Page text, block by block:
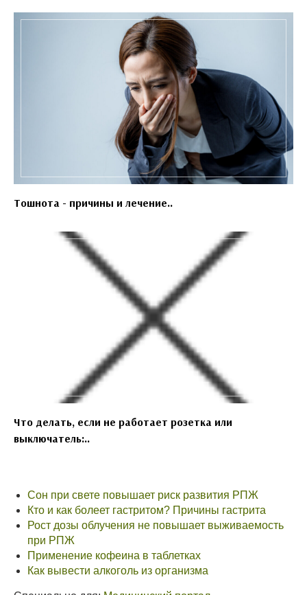
Тошнота - причины и лечение..
Что делать, если не работает розетка или
выключатель:..
Сон при свете повышает риск развития РПЖ
Кто и как болеет гастритом? Причины гастрита
Рост дозы облучения не повышает выживаемость
при РПЖ
Применение кофеина в таблетках
Как вывести алкоголь из организма